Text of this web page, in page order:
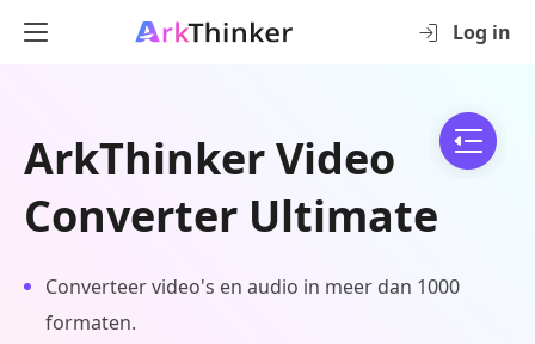
Log in
ArkThinker Video
Converter Ultimate
Converteer video's en audio in meer dan 1000
formaten.